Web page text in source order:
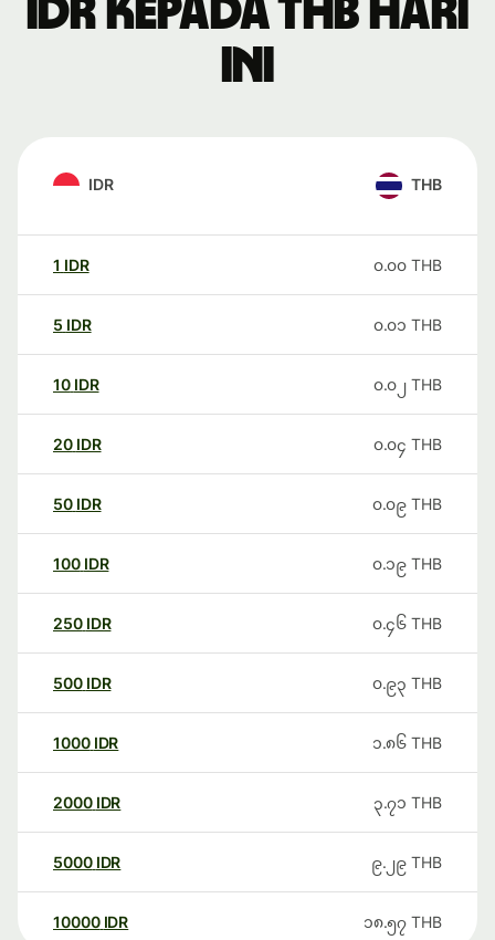
IDR kepada THB hari
ini
IDR THB
1 IDR ၀.၀၀ THB
5 IDR ၀.၀၁ THB
10 IDR ၀.၀၂ THB
20 IDR ၀.၀၄ THB
50 IDR ၀.၀၉ THB
100 IDR ၀.၁၉ THB
250 IDR ၀.၄၆ THB
500 IDR ၀.၉၃ THB
1000 IDR ၁.၈၆ THB
2000 IDR ၃.၇၁ THB
5000 IDR ၉.၂၉ THB
10000 IDR ၁၈.၅၇ THB